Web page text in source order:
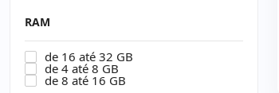
RAM
de 16 até 32 GB
de 4 até 8 GB
de 8 até 16 GB